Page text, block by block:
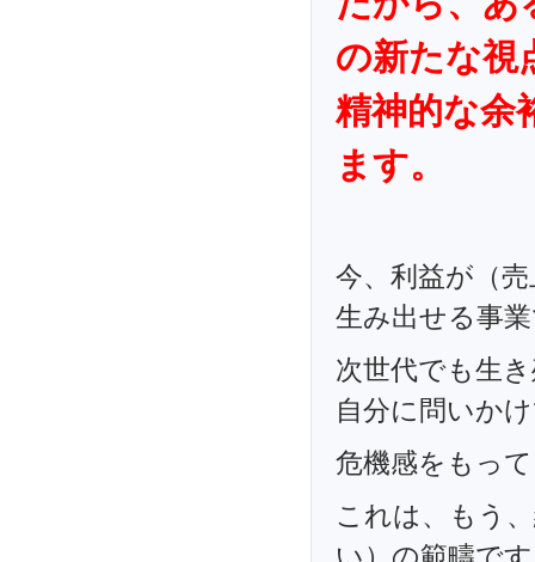
の新たな視
精神的な余
ます。
今、利益が（
生み出せる事
次世代でも生
自分に問いか
危機感をもっ
これは、もう